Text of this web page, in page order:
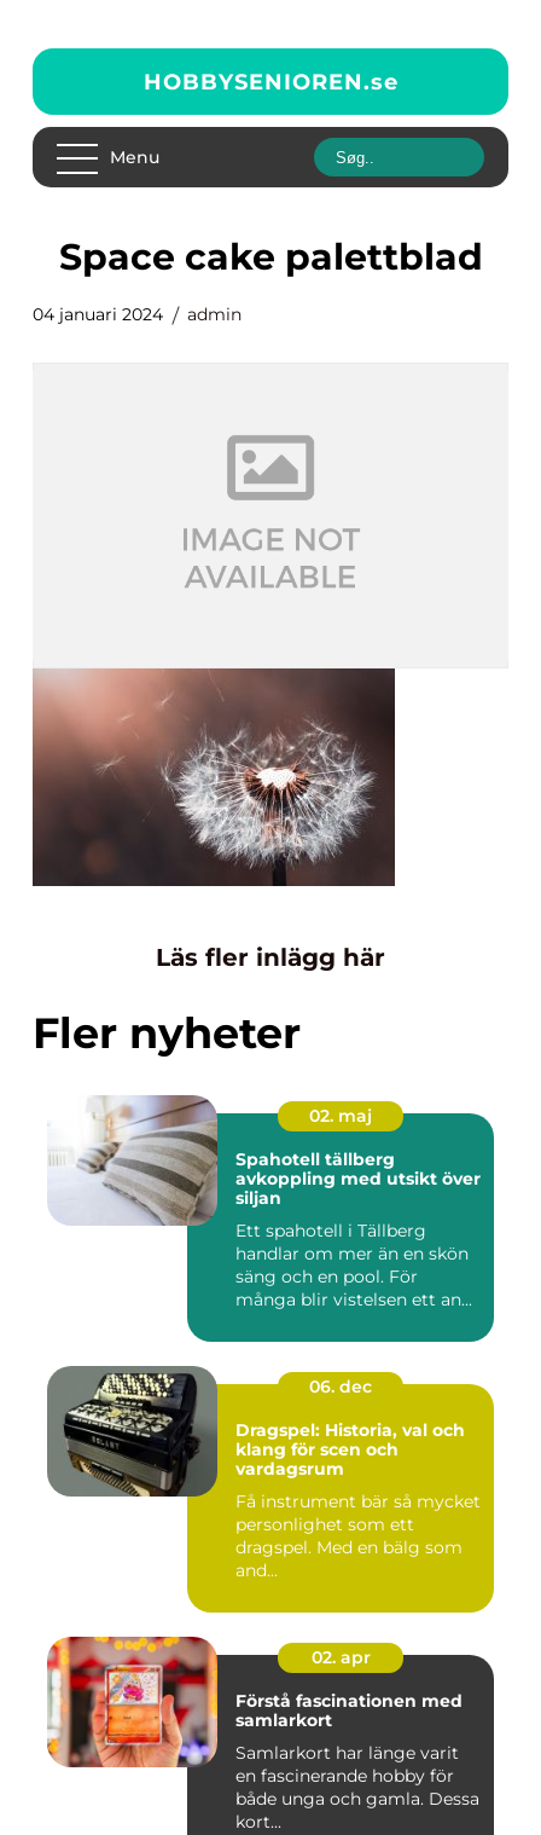
HOBBYSENIOREN.se
Menu
space cake palettblad
04 januari 2024 admin
Läs fler inlägg här
Fler nyheter
02. maj
Spahotell tällberg
avkoppling med utsikt över
siljan
Ett spahotell i Tällberg
handlar om mer än en skön
säng och en pool. För
många blir vistelsen ett an...
06. dec
Dragspel: Historia, val och
klang för scen och
vardagsrum
Få instrument bär så mycket
personlighet som ett
dragspel. Med en bälg som
and...
02. apr
Förstå fascinationen med
samlarkort
Samlarkort har länge varit
en fascinerande hobby för
både unga och gamla. Dessa
kort...